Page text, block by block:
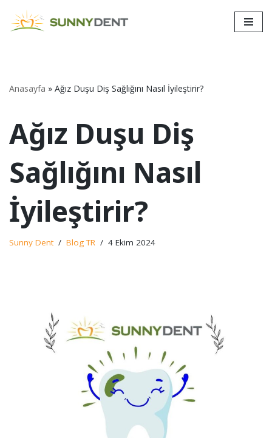
İçeriğe
Anasayfa » Ağız Duşu Diş Sağlığını Nasıl İyileştirir?
Ağız Duşu Diş
Sağlığını Nasıl
İyileştirir?
Sunny Dent Blog TR 4 Ekim 2024